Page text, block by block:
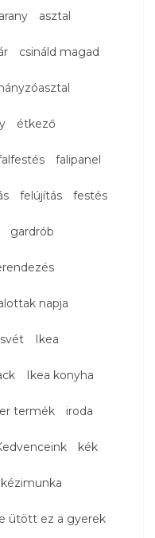
arany asztal
csináld magad
étkező
falipanel
felújítás festés
gardrób
napja
Ikea
Ikea konyha
termék iroda
kék
kézimunka
ütött ez a gyerek